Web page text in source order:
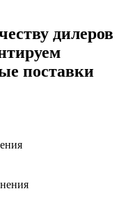
дилеров
поставки